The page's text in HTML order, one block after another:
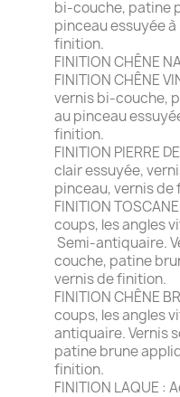
bi-couche, patine
pinceau essuyée
finition.
FINITION CHÊNE
FINITION CHÊNE
vernis bi-couche,
au pinceau
finition.
FINITION PIERRE
clair essuyée,
pinceau, vernis de
FINITION
coups, les angles
Semi-antiquaire.
couche, patine
vernis de finition.
FINITION CHÊNE
coups, les angles
antiquaire. Vernis
patine brune
finition.
FINITION LAQUE :